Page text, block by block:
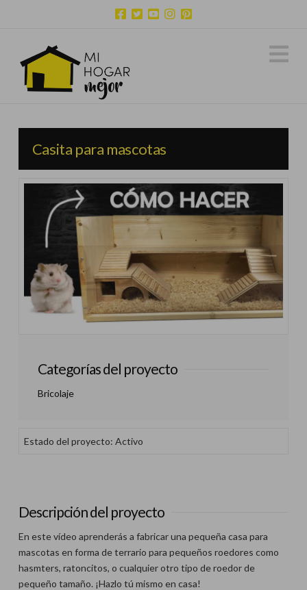
Casita para mascotas
Categorías del proyecto
Bricolaje
Estado del proyecto: Activo
Descripción del proyecto
En este vídeo aprenderás a fabricar una pequeña casa para
mascotas en forma de terrario para pequeños roedores como
hasmters, ratoncitos, o cualquier otro tipo de roedor de
pequeño tamaño. ¡Hazlo tú mismo en casa!